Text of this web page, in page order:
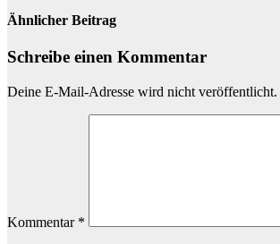
Ähnlicher Beitrag
Schreibe einen Kommentar
Deine E-Mail-Adresse wird nicht veröffentlicht.
Kommentar *